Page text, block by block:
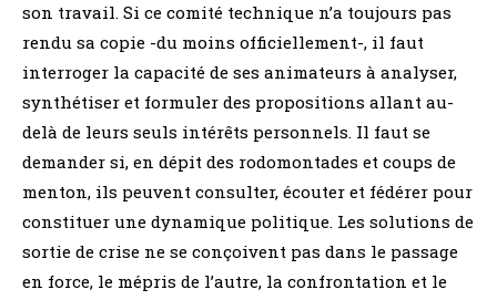
son travail. Si ce comité technique n’a toujours pas
rendu sa copie -du moins officiellement-, il faut
interroger la capacité de ses animateurs à analyser,
synthétiser et formuler des propositions allant au-
delà de leurs seuls intérêts personnels. Il faut se
demander si, en dépit des rodomontades et coups de
menton, ils peuvent consulter, écouter et fédérer pour
constituer une dynamique politique. Les solutions de
sortie de crise ne se conçoivent pas dans le passage
en force, le mépris de l’autre, la confrontation et le